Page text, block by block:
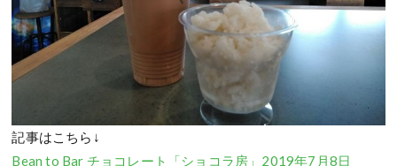
記事はこちら↓
Bean to Bar チョコレート「ショコラ房」2019年7月8日